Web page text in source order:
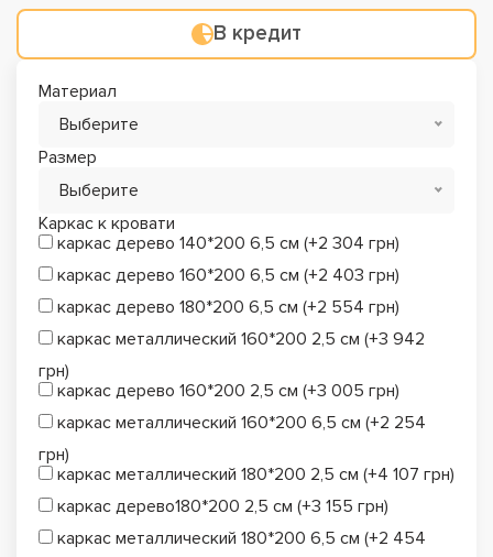
В кредит
Материал
Выберите
Размер
Выберите
Каркас к кровати
каркас дерево 140*200 6,5 см (+2 304 грн)
каркас дерево 160*200 6,5 см (+2 403 грн)
каркас дерево 180*200 6,5 см (+2 554 грн)
каркас металлический 160*200 2,5 см (+3 942
грн)
каркас дерево 160*200 2,5 см (+3 005 грн)
каркас металлический 160*200 6,5 см (+2 254
грн)
каркас металлический 180*200 2,5 см (+4 107 грн)
каркас дерево180*200 2,5 см (+3 155 грн)
каркас металлический 180*200 6,5 см (+2 454